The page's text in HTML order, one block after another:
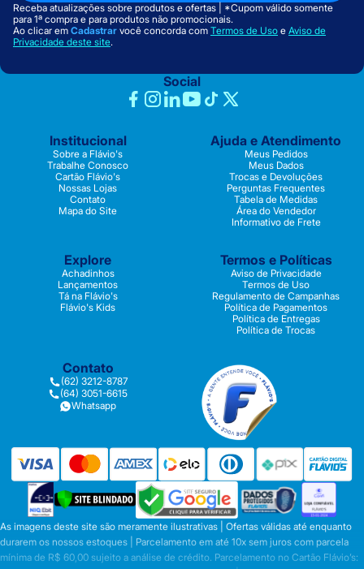
Receba atualizações sobre produtos e ofertas | *Cupom válido somente
para 1ª compra e para produtos não promocionais.
Ao clicar em Cadastrar você concorda com Termos de Uso e Aviso de
Privacidade deste site.
Social
Institucional
Sobre a Flávio's
Trabalhe Conosco
Cartão Flávio's
Nossas Lojas
Contato
Mapa do Site
Ajuda e Atendimento
Meus Pedidos
Meus Dados
Trocas e Devoluções
Perguntas Frequentes
Tabela de Medidas
Área do Vendedor
Informativo de Frete
Explore
Achadinhos
Lançamentos
Tá na Flávio's
Flávio's Kids
Termos e Políticas
Aviso de Privacidade
Termos de Uso
Regulamento de Campanhas
Política de Pagamentos
Política de Entregas
Política de Trocas
Contato
(62) 3212-8787
(64) 3051-6615
Whatsapp
As imagens deste site são meramente ilustrativas | Ofertas válidas até enquanto
durarem os nossos estoques | Parcelamento em até 10x sem juros com parcela
mínima de R$ 60,00 sujeito a análise de crédito. Parcelamento no Cartão Flávio’s: